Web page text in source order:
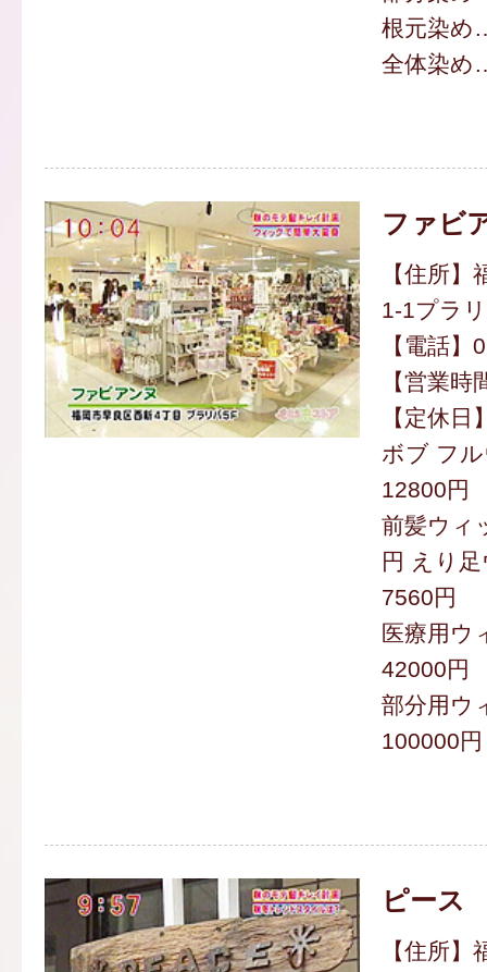
根元染め
全体染め
ファビ
【住所
1-1プラ
【電話
【営業
【定休日
ボブ フ
12800円
前髪ウィ
円 えり
7560円
医療用ウ
42000円
部分用ウ
100000円
ピース
【住所